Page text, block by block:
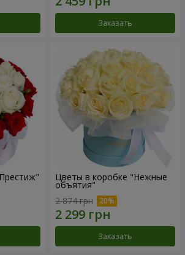
Заказать
Цветы в коробке "Нежные
объятия"
2 874 грн
Заказать